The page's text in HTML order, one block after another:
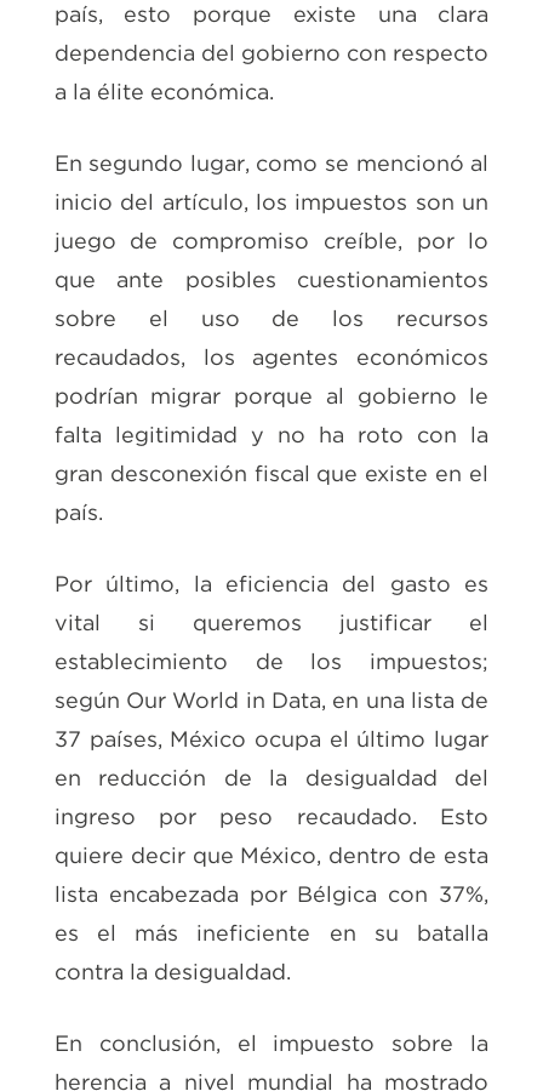
país, esto porque existe una clara
dependencia del gobierno con respecto
a la élite económica.
En segundo lugar, como se mencionó al
inicio del artículo, los impuestos son un
juego de compromiso creíble, por lo
que ante posibles cuestionamientos
sobre el uso de los recursos
recaudados, los agentes económicos
podrían migrar porque al gobierno le
falta legitimidad y no ha roto con la
gran desconexión fiscal que existe en el
país.
Por último, la eficiencia del gasto es
vital si queremos justificar el
establecimiento de los impuestos;
según Our World in Data, en una lista de
37 países, México ocupa el último lugar
en reducción de la desigualdad del
ingreso por peso recaudado. Esto
quiere decir que México, dentro de esta
lista encabezada por Bélgica con 37%,
es el más ineficiente en su batalla
contra la desigualdad.
En conclusión, el impuesto sobre la
herencia a nivel mundial ha mostrado